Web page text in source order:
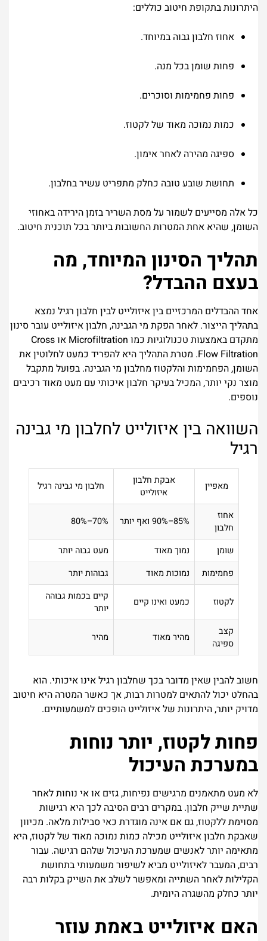
היתרונות בתקופת חיטוב כוללים:
אחוז חלבון גבוה במיוחד.
פחות שומן בכל מנה.
פחות פחמימות וסוכרים.
כמות נמוכה מאוד של לקטוז.
ספיגה מהירה לאחר אימון.
תחושת שובע טובה כחלק מתפריט עשיר בחלבון.
כל אלה מסייעים לשמור על מסת השריר בזמן הירידה באחוזי
השומן, שהיא אחת המטרות החשובות ביותר בכל תוכנית חיטוב.
תהליך הסינון המיוחד, מה
בעצם ההבדל?
אחד ההבדלים המרכזיים בין איזולייט לבין חלבון רגיל נמצא
בתהליך הייצור. לאחר הפקת מי הגבינה, חלבון איזולייט עובר סינון
מתקדם באמצעות טכנולוגיות כמו Microfiltration או Cross
Flow Filtration. מטרת התהליך היא להפריד כמעט לחלוטין את
השומן, הפחמימות והלקטוז מחלבון מי הגבינה. בפועל מתקבל
מוצר נקי יותר, המכיל בעיקר חלבון איכותי עם מעט מאוד רכיבים
נוספים.
השוואה בין איזולייט לחלבון מי גבינה
רגיל
מאפיין
אבקת חלבון
איזולייט
חלבון מי גבינה רגיל
אחוז
חלבון
85%–90% ואף יותר 70%–80%
שומן נמוך מאוד
מעט גבוה יותר
פחמימות
נמוכות מאוד גבוהות יותר
לקטוז כמעט ואינו קיים
קיים בכמות גבוהה
יותר
קצב
ספיגה
מהיר מאוד מהיר
חשוב להבין שאין מדובר בכך שחלבון רגיל אינו איכותי. הוא
בהחלט יכול להתאים למטרות רבות, אך כאשר המטרה היא חיטוב
מדויק יותר, היתרונות של איזולייט הופכים למשמעותיים.
פחות לקטוז, יותר נוחות
במערכת העיכול
לא מעט מתאמנים מרגישים נפיחות, גזים או אי נוחות לאחר
שתיית שייק חלבון. במקרים רבים הסיבה לכך היא רגישות
מסוימת ללקטוז, גם אם אינה מוגדרת כאי סבילות מלאה. מכיוון
שאבקת חלבון איזולייט מכילה כמות נמוכה מאוד של לקטוז, היא
מתאימה יותר לאנשים שמערכת העיכול שלהם רגישה. עבור
רבים, המעבר לאיזולייט מביא לשיפור משמעותי בתחושת
הקלילות לאחר השתייה ומאפשר לשלב את השייק בקלות רבה
יותר כחלק מהשגרה היומית.
האם איזולייט באמת עוזר